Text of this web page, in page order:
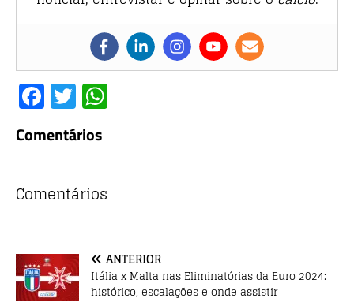
F
a
c
b
o
k
T
w
it
r
p
Comentários
Comentários
ANTERIOR
Itália x Malta nas Eliminatórias da Euro 2024:
histórico, escalações e onde assistir